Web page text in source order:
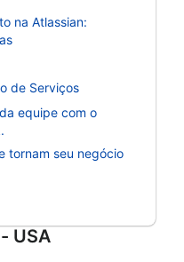
na Atlassian:
de Serviços
equipe com o
tornam seu negócio
USA